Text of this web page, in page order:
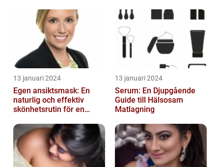
13 januari 2024
Egen ansiktsmask: En
naturlig och effektiv
skönhetsrutin för en
13 januari 2024
Serum: En Djupgående
Guide till Hälsosam
Matlagning